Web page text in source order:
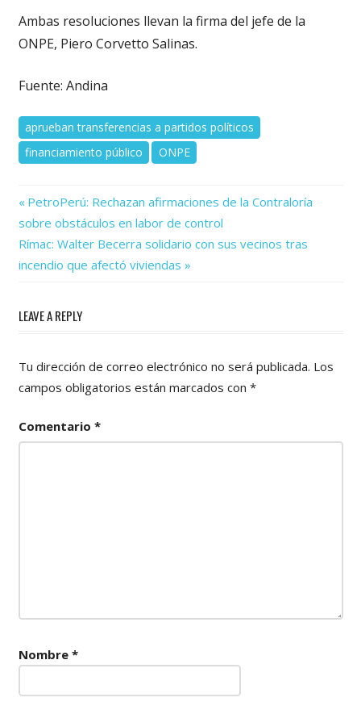
Ambas resoluciones llevan la firma del jefe de la
ONPE, Piero Corvetto Salinas.
Fuente: Andina
aprueban transferencias a partidos políticos
financiamiento público
ONPE
Navegación
de
entradas
Previous
Post:
PetroPerú: Rechazan afirmaciones de la Contraloría
sobre obstáculos en labor de control
Next
Post:
Rímac: Walter Becerra solidario con sus vecinos tras
incendio que afectó viviendas
LEAVE A REPLY
Tu dirección de correo electrónico no será publicada. Los
campos obligatorios están marcados con *
Comentario *
Nombre *